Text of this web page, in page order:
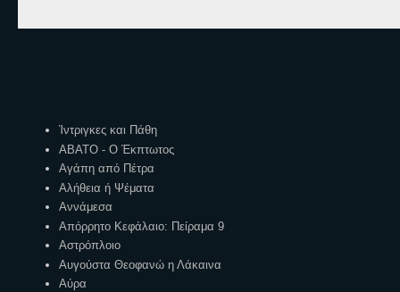
Ίντριγκες και Πάθη
ΑΒΑΤΟ - Ο Έκπτωτος
Αγάπη από Πέτρα
Αλήθεια ή Ψέματα
Αννάμεσα
Απόρρητο Κεφάλαιο: Πείραμα 9
Αστρόπλοιο
Αυγούστα Θεοφανώ η Λάκαινα
Αύρα